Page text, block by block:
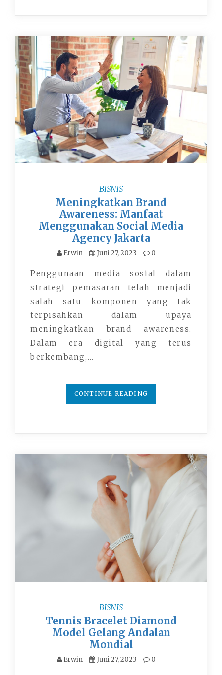
BISNIS
Meningkatkan Brand
Awareness: Manfaat
Menggunakan Social Media
Agency Jakarta
Erwin Juni 27, 2023 0
Penggunaan media sosial dalam
strategi pemasaran telah menjadi
salah satu komponen yang tak
terpisahkan dalam upaya
meningkatkan brand awareness.
Dalam era digital yang terus
berkembang,…
CONTINUE READING
BISNIS
Tennis Bracelet Diamond
Model Gelang Andalan
Mondial
Erwin Juni 27, 2023 0